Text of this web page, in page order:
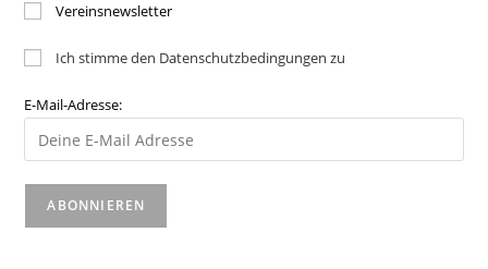
Vereinsnewsletter
Ich stimme den Datenschutzbedingungen zu
E-Mail-Adresse: